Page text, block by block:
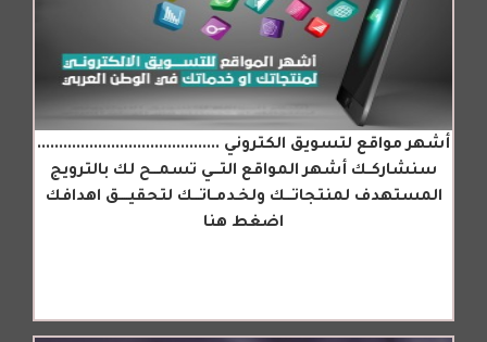
أشهر مواقع لتسويق الكتروني ..........................................
سنشاركــك أشهر المواقع التـــي تسمـــح لك بالترويج
المستهدف لمنتجاتـــك ولخـدمــاتـــك لتحقيــــق اهدافك
اضغط هنا